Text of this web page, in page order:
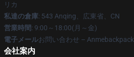
リカ
私達の倉庫: 543 Anqing、広東省、CN
営業時間: 9:00～18:00(月～金)
電子メールお問い合わせ – Anmebackpack
会社案内